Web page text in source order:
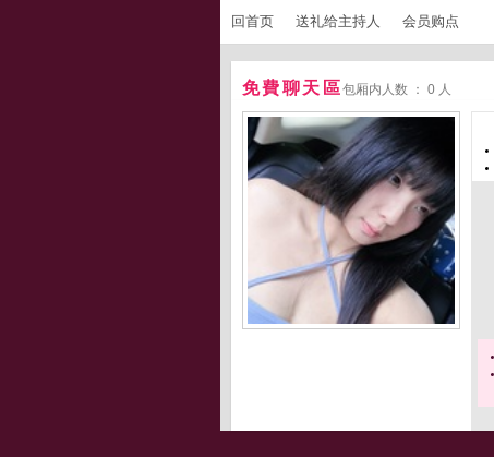
回首页 送礼给主持人 会员购点
免費聊天區包厢内人数 ： 0 人